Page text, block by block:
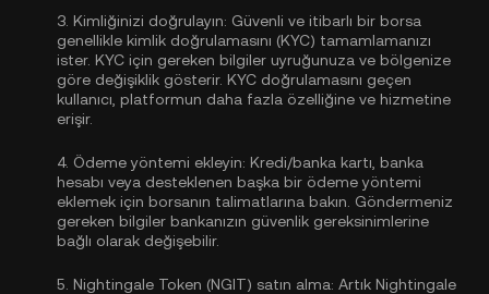
3. Kimliğinizi doğrulayın: Güvenli ve itibarlı bir borsa
genellikle kimlik doğrulamasını (KYC) tamamlamanızı
ister. KYC için gereken bilgiler uyruğunuza ve bölgenize
göre değişiklik gösterir. KYC doğrulamasını geçen
kullanıcı, platformun daha fazla özelliğine ve hizmetine
erişir.
4. Ödeme yöntemi ekleyin: Kredi/banka kartı, banka
hesabı veya desteklenen başka bir ödeme yöntemi
eklemek için borsanın talimatlarına bakın. Göndermeniz
gereken bilgiler bankanızın güvenlik gereksinimlerine
bağlı olarak değişebilir.
5. Nightingale Token (NGIT) satın alma: Artık Nightingale